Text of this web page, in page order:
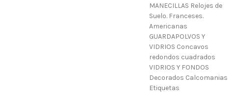
MANECILLAS Relojes de
Suelo. Franceses.
Americanas
GUARDAPOLVOS Y
VIDRIOS Concavos
redondos cuadrados
VIDRIOS Y FONDOS
Decorados Calcomanias
Etiquetas